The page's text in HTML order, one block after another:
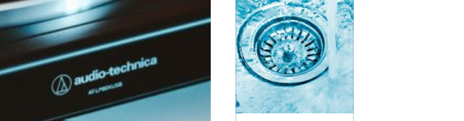
at finde nye kunder og
leverandører. Men v...